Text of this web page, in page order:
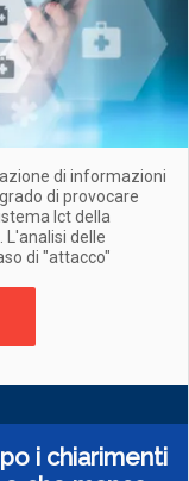
di informazioni
di provocare
Ict della
delle
di "attacco"
i chiarimenti